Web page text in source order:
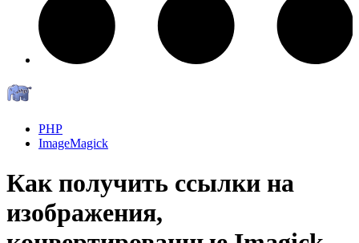
PHP
ImageMagick
Как получить ссылки на
изображения,